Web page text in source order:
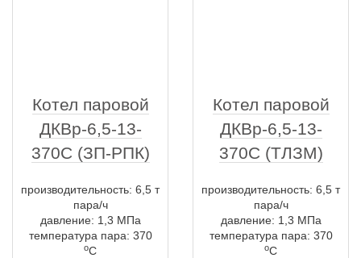
Котел паровой
ДКВр-6,5-13-
370С (ЗП-РПК)
производительность: 6,5 т
пара/ч
давление: 1,3 МПа
температура пара: 370
оС
Котел паровой
ДКВр-6,5-13-
370С (ТЛЗМ)
производительность: 6,5 т
пара/ч
давление: 1,3 МПа
температура пара: 370
оС